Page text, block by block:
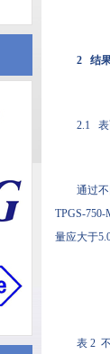
2 结
2.1 表
通过
TPGS-
量应大于
表 2